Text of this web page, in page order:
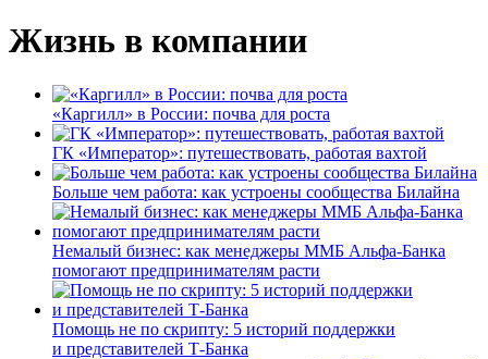
Жизнь в компании
«Каргилл» в России: почва для роста
ГК «Император»: путешествовать, работая вахтой
Больше чем работа: как устроены сообщества Билайна
Немалый бизнес: как менеджеры ММБ Альфа-Банка
помогают предпринимателям расти
Помощь не по скрипту: 5 историй поддержки
и представителей Т-Банка